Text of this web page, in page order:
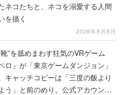
ネコたちと、ネコを溺愛する人間
を描く
2026年8月8日
”を舐めまわす狂気のVRゲーム
ロ』が「東京ゲームダンジョン」
キャッチコピーは「三度の飯より
う」と前のめり。公式アカウント